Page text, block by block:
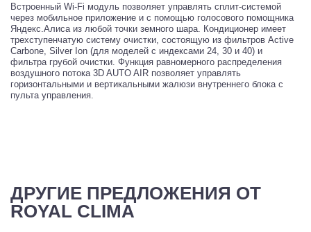
Встроенный Wi-Fi модуль позволяет управлять сплит-системой
через мобильное приложение и с помощью голосового помощника
Яндекс.Алиса из любой точки земного шара. Кондиционер имеет
трехступенчатую систему очистки, состоящую из фильтров Active
Carbone, Silver Ion (для моделей с индексами 24, 30 и 40) и
фильтра грубой очистки. Функция равномерного распределения
воздушного потока 3D AUTO AIR позволяет управлять
горизонтальными и вертикальными жалюзи внутреннего блока с
пульта управления.
ДРУГИЕ ПРЕДЛОЖЕНИЯ ОТ
ROYAL CLIMA